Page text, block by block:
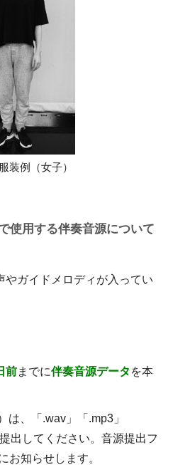
装例（女子）
使用する伴奏音源について
ガイドメロディが入ってい
前までに伴奏音源データ を本
は、「.wav」「.mp3」
出してください。音源提出フ
お知らせします。